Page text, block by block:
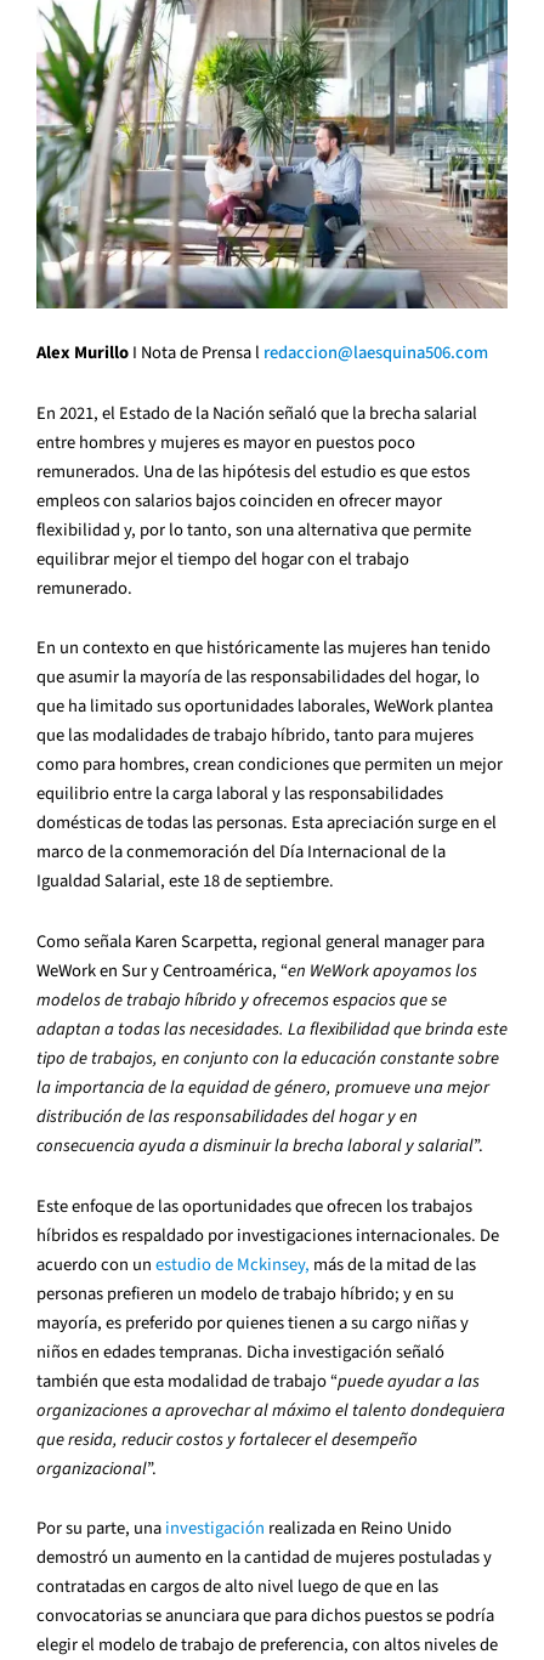
Alex MurilloI Nota de Prensa l redaccion@laesquina506.com
En 2021, el Estado de la Nación señaló que la brecha salarial
entre hombres y mujeres es mayor en puestos poco
remunerados. Una de las hipótesis del estudio es que estos
empleos con salarios bajos coinciden en ofrecer mayor
flexibilidad y, por lo tanto, son una alternativa que permite
equilibrar mejor el tiempo del hogar con el trabajo
remunerado.
En un contexto en que históricamente las mujeres han tenido
que asumir la mayoría de las responsabilidades del hogar, lo
que ha limitado sus oportunidades laborales, WeWork plantea
que las modalidades de trabajo híbrido, tanto para mujeres
como para hombres, crean condiciones que permiten un mejor
equilibrio entre la carga laboral y las responsabilidades
domésticas de todas las personas. Esta apreciación surge en el
marco de la conmemoración del Día Internacional de la
Igualdad Salarial, este 18 de septiembre.
Como señala Karen Scarpetta, regional general manager para
WeWork en Sur y Centroamérica, “en WeWork apoyamos los
modelos de trabajo híbrido y ofrecemos espacios que se
adaptan a todas las necesidades. La flexibilidad que brinda este
tipo de trabajos, en conjunto con la educación constante sobre
la importancia de la equidad de género, promueve una mejor
distribución de las responsabilidades del hogar y en
consecuencia ayuda a disminuir la brecha laboral y salarial”.
Este enfoque de las oportunidades que ofrecen los trabajos
híbridos es respaldado por investigaciones internacionales. De
acuerdo con unestudio de Mckinsey, más de la mitad de las
personas prefieren un modelo de trabajo híbrido; y en su
mayoría, es preferido por quienes tienen a su cargo niñas y
niños en edades tempranas. Dicha investigación señaló
también que esta modalidad de trabajo “puede ayudar a las
organizaciones a aprovechar al máximo el talento dondequiera
que resida, reducir costos y fortalecer el desempeño
organizacional”.
Por su parte, unainvestigación realizada en Reino Unido
demostró un aumento en la cantidad de mujeres postuladas y
contratadas en cargos de alto nivel luego de que en las
convocatorias se anunciara que para dichos puestos se podría
elegir el modelo de trabajo de preferencia, con altos niveles de